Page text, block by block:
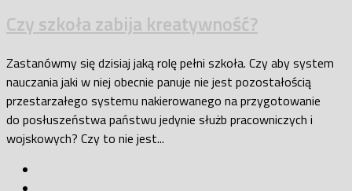
Czy szkoła zabija kreatywność?
Zastanówmy się dzisiaj jaką rolę pełni szkoła. Czy aby system
nauczania jaki w niej obecnie panuje nie jest pozostałością
przestarzałego systemu nakierowanego na przygotowanie
do posłuszeństwa państwu jedynie służb pracowniczych i
wojskowych? Czy to nie jest...